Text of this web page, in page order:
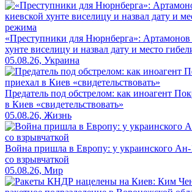
«Преступники для Нюрнберга»: Артамонов
хунте виселицу и назвал дату и место
05.08.26, Украина
Предатель под обстрелом: как иноагент
в Киев «свидетельствовать»
05.08.26, Жизнь
Война пришла в Европу: у украинского
со взрывчаткой
05.08.26, Мир